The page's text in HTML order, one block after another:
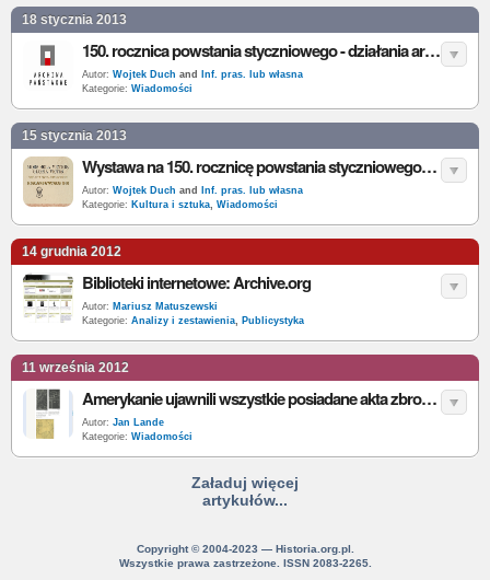
18 stycznia 2013
150. rocznica powstania styczniowego - działania archiwów państwowych
Autor: Wojtek Duch and
Inf. pras. lub własna
Kategorie: Wiadomości
15 stycznia 2013
Wystawa na 150. rocznicę powstania styczniowego: „Mors sola victris, gloria victis”
Autor: Wojtek Duch and
Inf. pras. lub własna
Kategorie: Kultura i sztuka, Wiadomości
14 grudnia 2012
Biblioteki internetowe: Archive.org
Autor: Mariusz Matuszewski
Kategorie: Analizy i zestawienia, Publicystyka
11 września 2012
Amerykanie ujawnili wszystkie posiadane akta zbrodni katyńskiej
Autor: Jan Lande
Kategorie: Wiadomości
Załaduj więcej
artykułów...
Copyright © 2004-2023 — Historia.org.pl.
Wszystkie prawa zastrzeżone. ISSN 2083-2265.